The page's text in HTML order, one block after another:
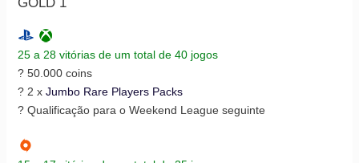
25 a 28 vitórias de um total de 40 jogos
? 50.000 coins
? 2 x Jumbo Rare Players Packs
? Qualificação para o Weekend League seguinte